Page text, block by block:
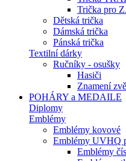
Trička pro
Dětská trička
Dámská trička
Pánská trička
Textilní dárky
Ručníky - osušky
Hasiči
Znamení
POHÁRY a MEDAILE
Diplomy
Emblémy
Emblémy kovové
Emblémy UVHQ
Emblémy